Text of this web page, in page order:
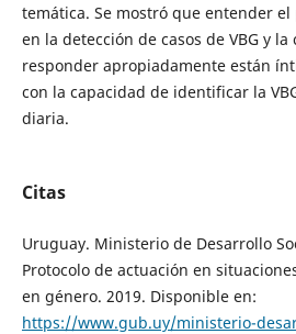
temática. Se mostró que entender
en la detección de casos de VBG y
responder apropiadamente están
con la capacidad de identificar la
diaria.
Citas
Uruguay. Ministerio de Desarrollo
Protocolo de actuación en
en género. 2019. Disponible en:
https://www.gub.uy/ministerio-